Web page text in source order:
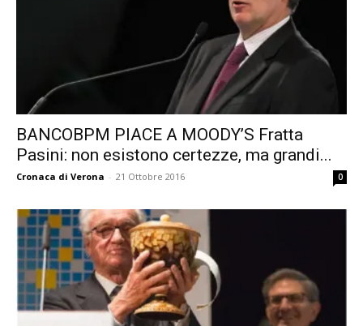
BANCOBPM PIACE A MOODY’S Fratta
Pasini: non esistono certezze, ma grandi...
Cronaca di Verona - 21 Ottobre 2016 0